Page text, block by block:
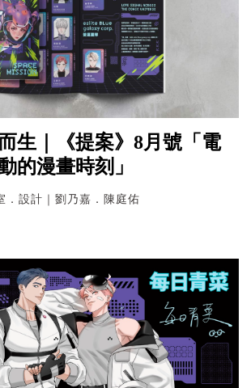
生｜《提案》8月號「電
的漫畫時刻」
．設計｜劉乃嘉．陳庭佑